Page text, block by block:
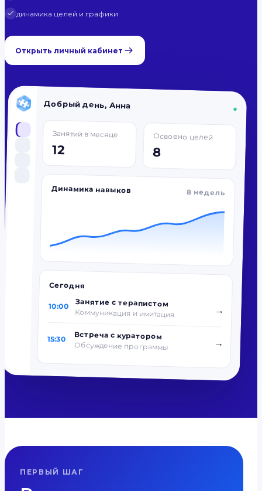
динамика целей и графики
Открыть личный кабинет
Добрый день, Анна ●
Занятий в месяце
12
Освоено целей
8
Динамика навыков 8 недель
Сегодня
10:00 Занятие с терапистом
Коммуникация и имитация →
15:30 Встреча с куратором
Обсуждение программы →
ПЕРВЫЙ ШАГ